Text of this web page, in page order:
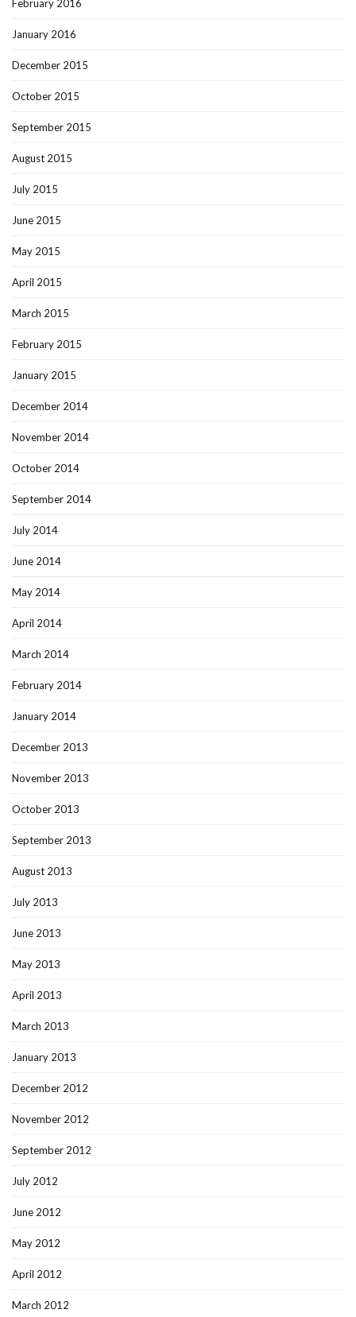
February 2016
January 2016
December 2015
October 2015
September 2015
August 2015
July 2015
June 2015
May 2015
April 2015
March 2015
February 2015
January 2015
December 2014
November 2014
October 2014
September 2014
July 2014
June 2014
May 2014
April 2014
March 2014
February 2014
January 2014
December 2013
November 2013
October 2013
September 2013
August 2013
July 2013
June 2013
May 2013
April 2013
March 2013
January 2013
December 2012
November 2012
September 2012
July 2012
June 2012
May 2012
April 2012
March 2012